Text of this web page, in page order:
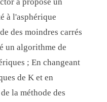
à l'asphérique
des moindres carrés
un algorithme de
; En changeant
de K et en
la méthode des